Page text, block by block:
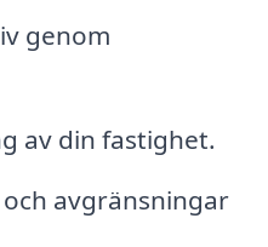
genom
av din fastighet.
avgränsningar